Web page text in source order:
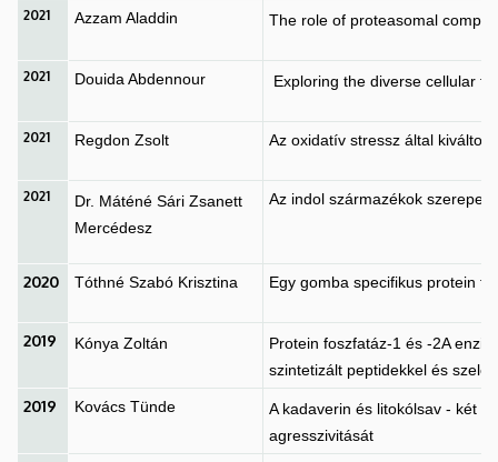
2021 Azzam Aladdin The role of proteasomal
2021 Douida Abdennour Exploring the diverse cellular
2021 Regdon Zsolt Az oxidatív stressz által
2021
Dr. Máténé Sári Zsanett
Mercédesz
Az indol származékok szerepe
2020 Tóthné Szabó Krisztina Egy gomba specifikus protein
2019 Kónya Zoltán
Protein foszfatáz-1 és -2A
szintetizált peptidekkel és
2019 Kovács Tünde
A kadaverin és litokólsav - két
agresszivitását